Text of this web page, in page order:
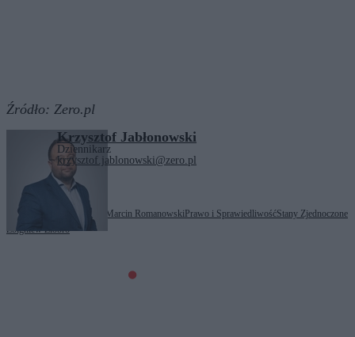
Źródło: Zero.pl
Krzysztof Jabłonowski
Dziennikarz
krzysztof.jablonowski@zero.pl
Tagi: Marcin Kierwiński Marcin Romanowski Prawo i SprawiedliwośćStany Zjednoczone
Zbigniew Ziobro